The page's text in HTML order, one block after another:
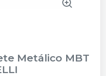
Metálico MBT